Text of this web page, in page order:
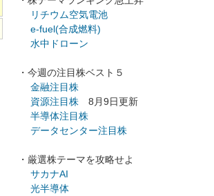
リチウム空気電池
e-fuel(合成燃料)
水中ドローン
・今週の注目株ベスト５
金融注目株
資源注目株 8月9日更新
半導体注目株
データセンター注目株
・厳選株テーマを攻略せよ
サカナAI
光半導体